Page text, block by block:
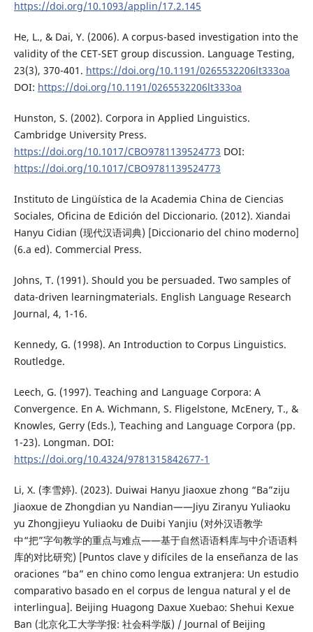
https://doi.org/10.1093/applin/17.2.145
He, L., & Dai, Y. (2006). A corpus-based investigation into the
validity of the CET-SET group discussion. Language Testing,
23(3), 370-401. https://doi.org/10.1191/0265532206lt333oa
DOI: https://doi.org/10.1191/0265532206lt333oa
Hunston, S. (2002). Corpora in Applied Linguistics.
Cambridge University Press.
https://doi.org/10.1017/CBO9781139524773 DOI:
https://doi.org/10.1017/CBO9781139524773
Instituto de Lingüística de la Academia China de Ciencias
Sociales, Oficina de Edición del Diccionario. (2012). Xiandai
Hanyu Cidian (现代汉语词典) [Diccionario del chino moderno]
(6.a ed). Commercial Press.
Johns, T. (1991). Should you be persuaded. Two samples of
data-driven learningmaterials. English Language Research
Journal, 4, 1-16.
Kennedy, G. (1998). An Introduction to Corpus Linguistics.
Routledge.
Leech, G. (1997). Teaching and Language Corpora: A
Convergence. En A. Wichmann, S. Fligelstone, McEnery, T., &
Knowles, Gerry (Eds.), Teaching and Language Corpora (pp.
1-23). Longman. DOI:
https://doi.org/10.4324/9781315842677-1
Li, X. (李雪婷). (2023). Duiwai Hanyu Jiaoxue zhong “Ba”ziju
Jiaoxue de Zhongdian yu Nandian——Jiyu Ziranyu Yuliaoku
yu Zhongjieyu Yuliaoku de Duibi Yanjiu (对外汉语教学
中“把”字句教学的重点与难点——基于自然语语料库与中介语语料
库的对比研究) [Puntos clave y difíciles de la enseñanza de las
oraciones “ba” en chino como lengua extranjera: Un estudio
comparativo basado en el corpus de lengua natural y el de
interlingua]. Beijing Huagong Daxue Xuebao: Shehui Kexue
Ban (北京化工大学学报: 社会科学版) / Journal of Beijing